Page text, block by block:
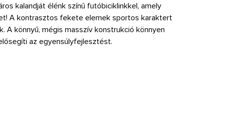
kalandját élénk színű futóbiciklinkkel, amely
A kontrasztos fekete elemek sportos karaktert
A könnyű, mégis masszív konstrukció könnyen
az egyensúlyfejlesztést.